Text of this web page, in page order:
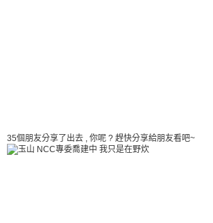
35個朋友分享了出去 , 你呢 ? 趕快分享給朋友看吧~